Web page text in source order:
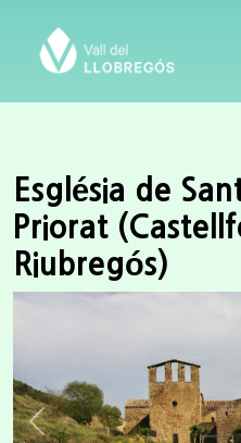
Església de
Priorat
Riubregós)
Previous